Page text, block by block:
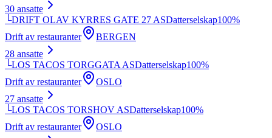
30 ansatte
└DRIFT OLAV KYRRES GATE 27 ASDatterselskap100%
Drift av restauranter
BERGEN
28 ansatte
└LOS TACOS TORGGATA ASDatterselskap100%
Drift av restauranter
OSLO
27 ansatte
└LOS TACOS TORSHOV ASDatterselskap100%
Drift av restauranter
OSLO